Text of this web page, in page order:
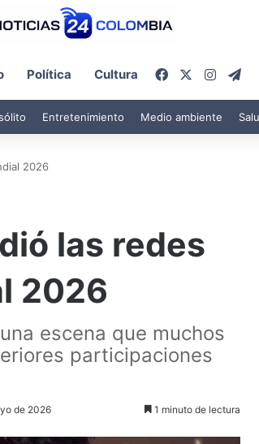
Política Cultura Facebook
Entretenimiento Medio ambiente
2026
las redes
2026
escena que muchos
participaciones
de 2026 1 minuto de lectura